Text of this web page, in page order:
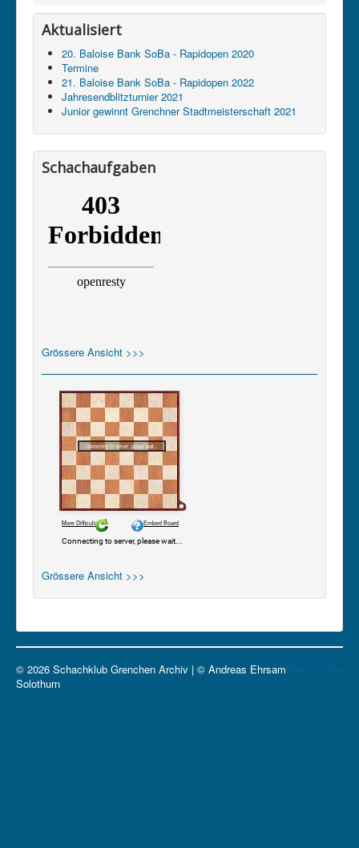
Aktualisiert
20. Baloise Bank SoBa - Rapidopen 2020
Termine
21. Baloise Bank SoBa - Rapidopen 2022
Jahresendblitzturnier 2021
Junior gewinnt Grenchner Stadtmeisterschaft 2021
Schachaufgaben
Grössere Ansicht >>>
Grössere Ansicht >>>
© 2026 Schachklub Grenchen Archiv | © Andreas Ehrsam
Solothurn